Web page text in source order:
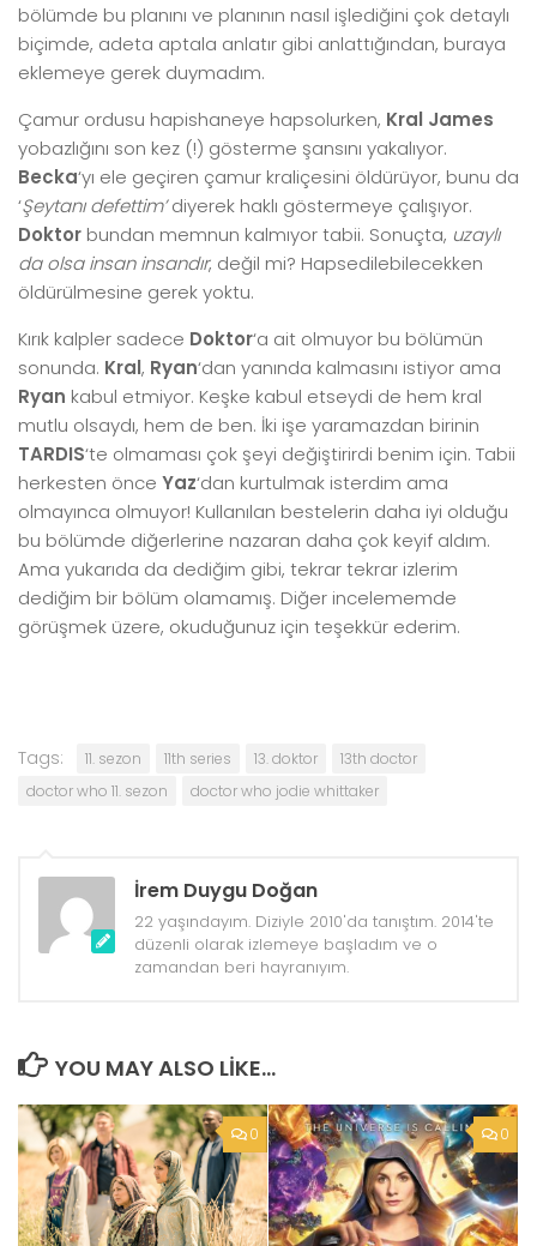
bölümde bu planını ve planının nasıl işlediğini çok detaylı
biçimde, adeta aptala anlatır gibi anlattığından, buraya
eklemeye gerek duymadım.
Çamur ordusu hapishaneye hapsolurken, Kral James
yobazlığını son kez (!) gösterme şansını yakalıyor.
Becka‘yı ele geçiren çamur kraliçesini öldürüyor, bunu da
‘Şeytanı defettim’diyerek haklı göstermeye çalışıyor.
Doktor bundan memnun kalmıyor tabii. Sonuçta, uzaylı
da olsa insan insandır, değil mi? Hapsedilebilecekken
öldürülmesine gerek yoktu.
Kırık kalpler sadece Doktor‘a ait olmuyor bu bölümün
sonunda. Kral, Ryan‘dan yanında kalmasını istiyor ama
Ryan kabul etmiyor. Keşke kabul etseydi de hem kral
mutlu olsaydı, hem de ben. İki işe yaramazdan birinin
TARDIS‘te olmaması çok şeyi değiştirirdi benim için. Tabii
herkesten önce Yaz‘dan kurtulmak isterdim ama
olmayınca olmuyor! Kullanılan bestelerin daha iyi olduğu
bu bölümde diğerlerine nazaran daha çok keyif aldım.
Ama yukarıda da dediğim gibi, tekrar tekrar izlerim
dediğim bir bölüm olamamış. Diğer incelememde
görüşmek üzere, okuduğunuz için teşekkür ederim.
Tags: 11. sezon 11th series 13. doktor
13th doctor
doctor who 11. sezon
doctor who jodie whittaker
İrem Duygu Doğan
22 yaşındayım. Diziyle 2010'da tanıştım. 2014'te
düzenli olarak izlemeye başladım ve o
zamandan beri hayranıyım.
YOU MAY ALSO LIKE...
0 0